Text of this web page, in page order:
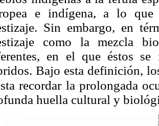
e indígena, a lo
Sin embargo, en
como la mezcla
en el que éstos se
Bajo esta definición,
recordar la prolongada
huella cultural y